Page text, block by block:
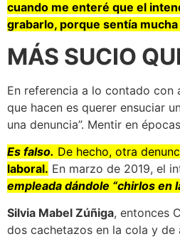
cuando me enteré que el
grabarlo, porque sentía
MÁS SUCIO
En referencia a lo contado con
que hacen es querer ensuciar
una denuncia”. Mentir en
Es falso. De hecho, otra
laboral. En marzo de 2019, el
empleada dándole “chirlos en
Silvia Mabel Zúñiga, entonces
dos cachetazos en la cola y